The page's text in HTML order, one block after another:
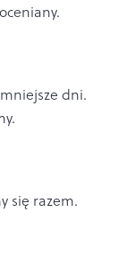
dni.
się razem.